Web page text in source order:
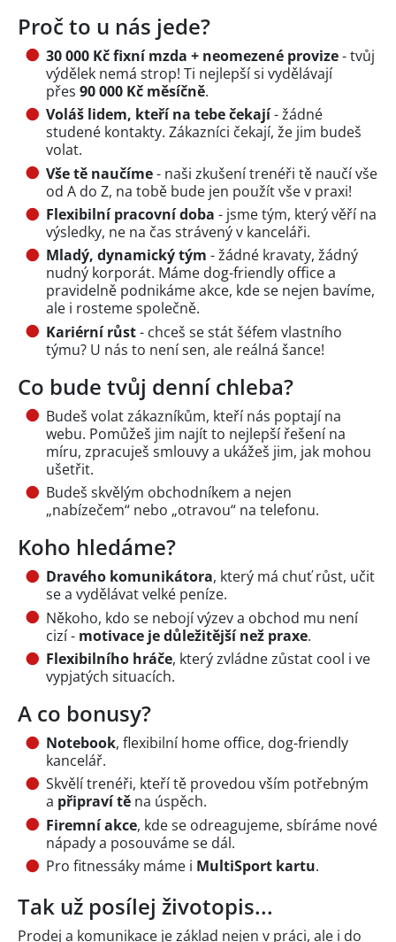
Proč to u nás jede?
30 000 Kč fixní mzda + neomezené provize- tvůj
výdělek nemá strop! Ti nejlepší si vydělávají
přes 90 000 Kč měsíčně.
Voláš lidem, kteří na tebe čekají- žádné
studené kontakty. Zákazníci čekají, že jim budeš
volat.
Vše tě naučíme- naši zkušení trenéři tě naučí vše
od A do Z, na tobě bude jen použít vše v praxi!
Flexibilní pracovní doba - jsme tým, který věří na
výsledky, ne na čas strávený v kanceláři.
Mladý, dynamický tým - žádné kravaty, žádný
nudný korporát. Máme dog-friendly office a
pravidelně podnikáme akce, kde se nejen bavíme,
ale i rosteme společně.
Kariérní růst- chceš se stát šéfem vlastního
týmu? U nás to není sen, ale reálná šance!
Co bude tvůj denní chleba?
Budeš volat zákazníkům, kteří nás poptají na
webu. Pomůžeš jim najít to nejlepší řešení na
míru, zpracuješ smlouvy a ukážeš jim, jak mohou
ušetřit.
Budeš skvělým obchodníkem a nejen
„nabízečem“ nebo „otravou“ na telefonu.
Koho hledáme?
Dravého komunikátora, který má chuť růst, učit
se a vydělávat velké peníze.
Někoho, kdo se nebojí výzev a obchod mu není
cizí - motivace je důležitější než praxe.
Flexibilního hráče, který zvládne zůstat cool i ve
vypjatých situacích.
A co bonusy?
Notebook, flexibilní home office, dog-friendly
kancelář.
Skvělí trenéři, kteří tě provedou vším potřebným
a připraví tě na úspěch.
Firemní akce, kde se odreagujeme, sbíráme nové
nápady a posouváme se dál.
Pro fitnessáky máme i MultiSport kartu.
Tak už posílej životopis...
Prodej a komunikace je základ nejen v práci, ale i do